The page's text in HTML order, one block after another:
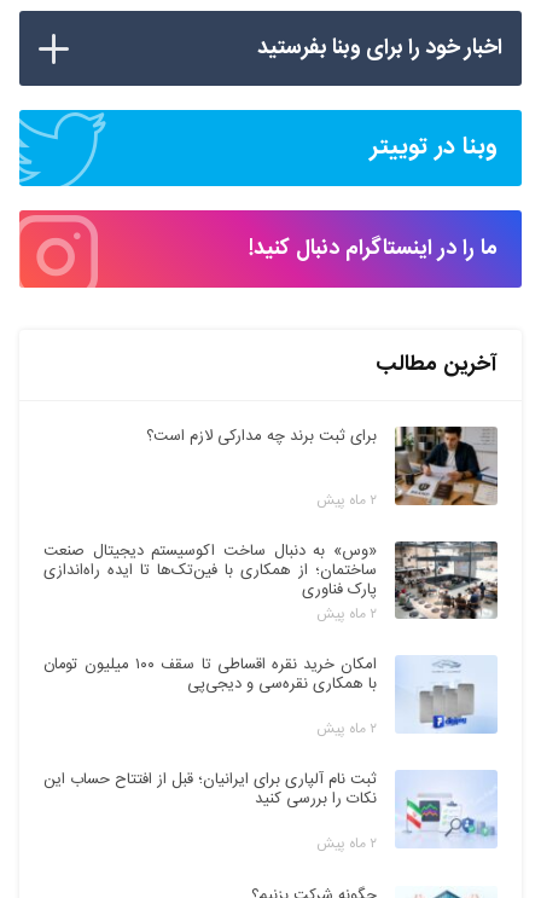
اخبار خود را برای وبنا بفرستید
وبنا در توییتر
ما را در اینستاگرام دنبال کنید!
آخرین مطالب
برای ثبت برند چه مدارکی لازم است؟
۲ ماه پیش
«وس» به دنبال ساخت اکوسیستم دیجیتال صنعت
ساختمان؛ از همکاری با فین‌تک‌ها تا ایده راه‌اندازی
پارک فناوری
۲ ماه پیش
امکان خرید نقره اقساطی تا سقف ۱۰۰ میلیون تومان
با همکاری نقره‌سی و دیجی‌پی
۲ ماه پیش
ثبت نام آلپاری برای ایرانیان؛ قبل از افتتاح حساب این
نکات را بررسی کنید
۲ ماه پیش